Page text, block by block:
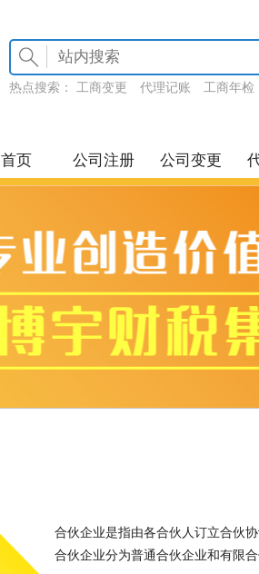
热点搜索： 工商变更 代理记账 工商年检
首页 公司注册 公司变更
合伙企业是指由各合伙人订立合伙
合伙企业分为普通合伙企业和有限合